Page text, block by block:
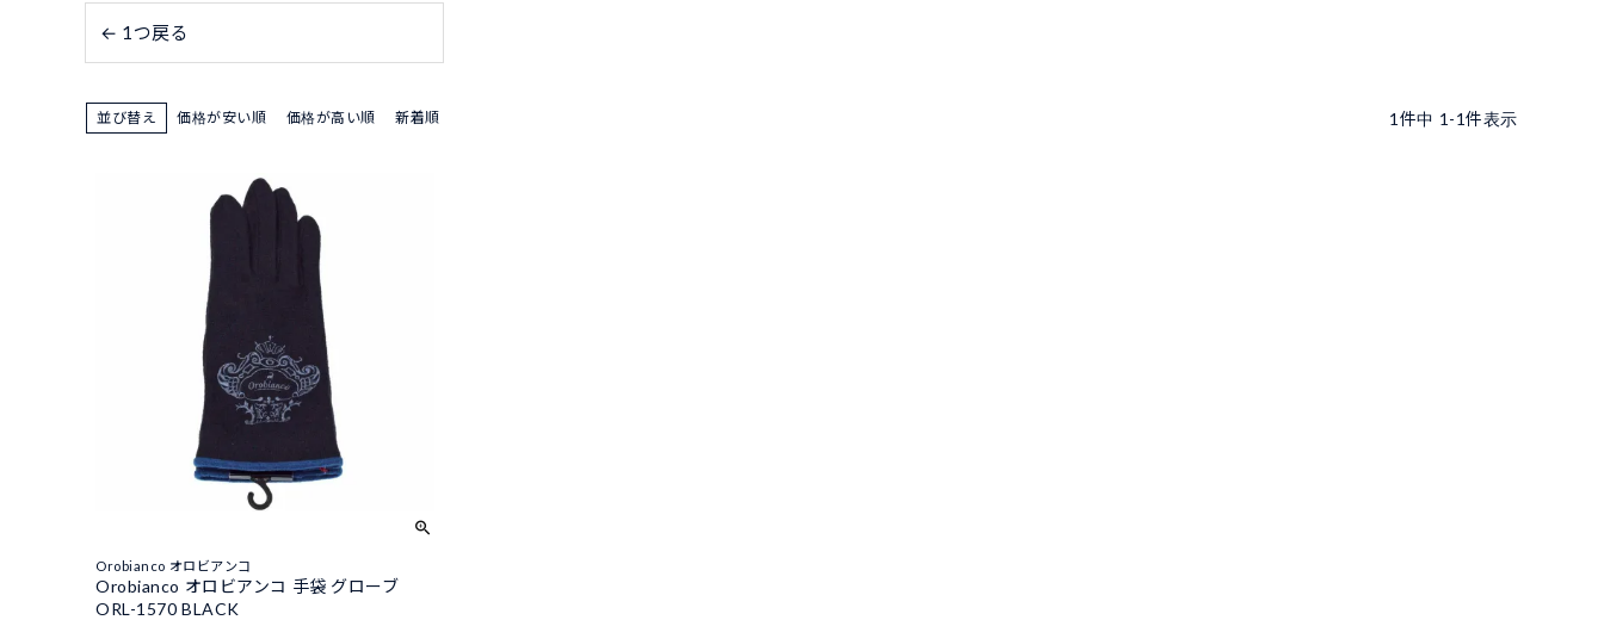
← 1つ戻る
並び替え 価格が安い順 価格が高い順 新着順 1 件中 1 -1件表示
Orobianco オロビアンコ
Orobianco オロビアンコ 手袋 グローブ
ORL-1570 BLACK